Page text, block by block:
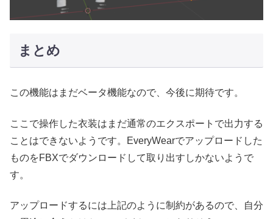
まとめ
この機能はまだベータ機能なので、今後に期待です。
ここで操作した衣装はまだ通常のエクスポートで出力する
ことはできないようです。EveryWearでアップロードした
ものをFBXでダウンロードして取り出すしかないようで
す。
アップロードするには上記のように制約があるので、自分